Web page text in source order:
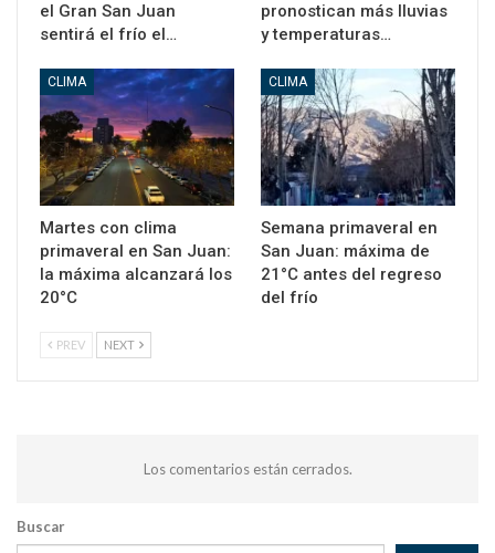
el Gran San Juan
sentirá el frío el…
pronostican más lluvias
y temperaturas…
CLIMA
Martes con clima
primaveral en San Juan:
la máxima alcanzará los
20°C
CLIMA
Semana primaveral en
San Juan: máxima de
21°C antes del regreso
del frío
PREV NEXT
Los comentarios están cerrados.
Buscar